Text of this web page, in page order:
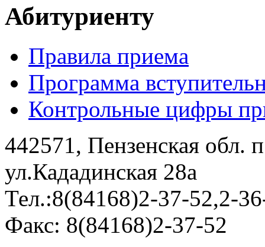
Абитуриенту
Правила приема
Программа
Контрольные цифры
442571, Пензенская обл.
ул.Кададинская 28а
Тел.:8(84168)2-37-52,2-
Факс: 8(84168)2-37-52